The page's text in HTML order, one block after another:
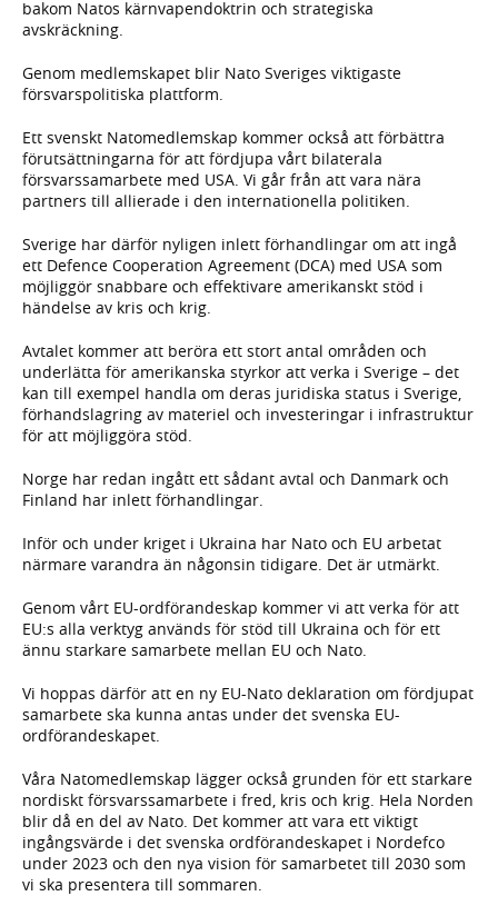
bakom Natos kärnvapendoktrin och strategiska
avskräckning.
Genom medlemskapet blir Nato Sveriges viktigaste
försvarspolitiska plattform.
Ett svenskt Natomedlemskap kommer också att förbättra
förutsättningarna för att fördjupa vårt bilaterala
försvarssamarbete med USA. Vi går från att vara nära
partners till allierade i den internationella politiken.
Sverige har därför nyligen inlett förhandlingar om att ingå
ett Defence Cooperation Agreement (DCA) med USA som
möjliggör snabbare och effektivare amerikanskt stöd i
händelse av kris och krig.
Avtalet kommer att beröra ett stort antal områden och
underlätta för amerikanska styrkor att verka i Sverige – det
kan till exempel handla om deras juridiska status i Sverige,
förhandslagring av materiel och investeringar i infrastruktur
för att möjliggöra stöd.
Norge har redan ingått ett sådant avtal och Danmark och
Finland har inlett förhandlingar.
Inför och under kriget i Ukraina har Nato och EU arbetat
närmare varandra än någonsin tidigare. Det är utmärkt.
Genom vårt EU-ordförandeskap kommer vi att verka för att
EU:s alla verktyg används för stöd till Ukraina och för ett
ännu starkare samarbete mellan EU och Nato.
Vi hoppas därför att en ny EU-Nato deklaration om fördjupat
samarbete ska kunna antas under det svenska EU-
ordförandeskapet.
Våra Natomedlemskap lägger också grunden för ett starkare
nordiskt försvarssamarbete i fred, kris och krig. Hela Norden
blir då en del av Nato. Det kommer att vara ett viktigt
ingångsvärde i det svenska ordförandeskapet i Nordefco
under 2023 och den nya vision för samarbetet till 2030 som
vi ska presentera till sommaren.